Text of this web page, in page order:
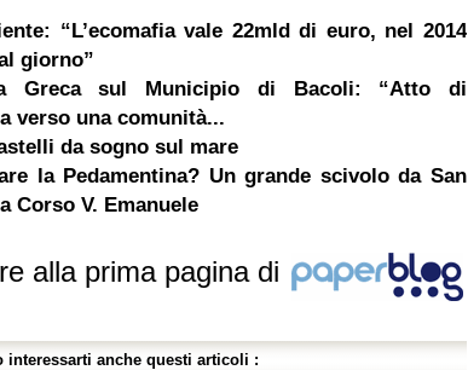
“L’ecomafia vale 22mld di euro, nel 2014
giorno”
Greca sul Municipio di Bacoli: “Atto di
verso una comunità...
da sogno sul mare
la Pedamentina? Un grande scivolo da San
Corso V. Emanuele
alla prima pagina di
interessarti anche questi articoli :